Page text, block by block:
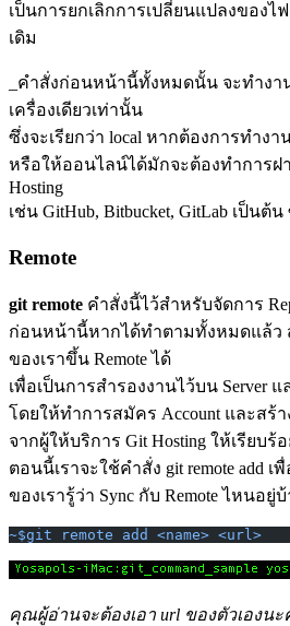
เป็นการยกเลิกการเปลี่ยนแปลงของไ
เดิม
_คำสั่งก่อนหน้านี้ทั้งหมดนั้น จะทำงา
เครื่องเดียวเท่านั้น
ซึ่งจะเรียกว่า local หากต้องการทำง
หรือให้ออนไลน์ได้มักจะต้องทำการฝ
Hosting
เช่น GitHub, Bitbucket, GitLab เป็นต้น
Remote
git remote คำสั่งนี้ไว้สำหรับจัดการ
ก่อนหน้านี้หากได้ทำตามทั้งหมดแล้ว ส
ของเราขึ้น Remote ได้
เพื่อเป็นการสำรองงานไว้บน Server
โดยให้ทำการสมัคร Account และสร้า
จากผู้ให้บริการ Git Hosting ให้เรียบร้
ตอนนี้เราจะใช้คำสั่ง git remote add เพื่
ของเรารู้ว่า Sync กับ Remote ไหนอยู่บ้
~$git remote add <name> <url>
คุณผู้อ่านจะต้องเอา url ของตัวเองน